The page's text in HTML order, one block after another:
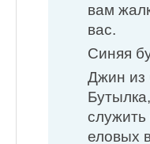
вам
вас.
Синяя
Джин из
служить
еловых